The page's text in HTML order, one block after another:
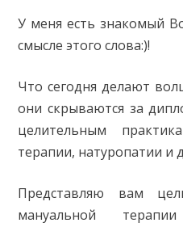
У меня есть знакомый
смысле этого слова:)!
Что сегодня делают
они скрываются за
целительным
терапии, натуропатии и
Представляю вам
мануальной